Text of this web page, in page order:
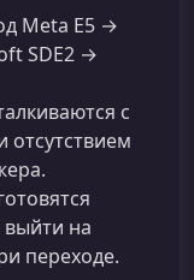
Meta E5 →
SDE2 →
с
на
переходе.